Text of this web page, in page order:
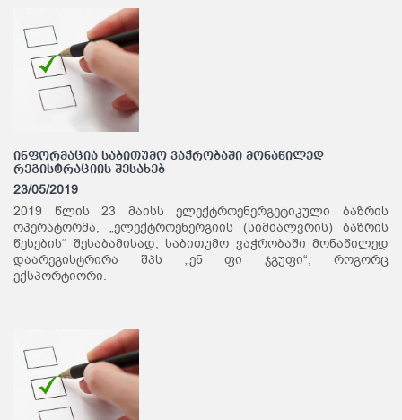
ინფორმაცია საბითუმო ვაჭრობაში მონაწილედ
რეგისტრაციის შესახებ
23/05/2019
2019 წლის 23 მაისს ელექტროენერგეტიკული ბაზრის
ოპერატორმა, „ელექტროენერგიის (სიმძალვრის) ბაზრის
წესების“ შესაბამისად, საბითუმო ვაჭრობაში მონაწილედ
დაარეგისტრირა შპს „ენ ფი ჯგუფი“, როგორც
ექსპორტიორი.